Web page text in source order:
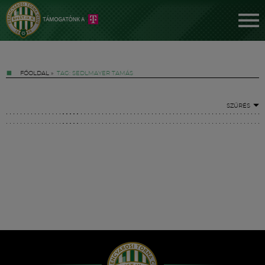
FŐOLDAL » TAG: SEDLMAYER TAMÁS
SZŰRÉS
Hírek